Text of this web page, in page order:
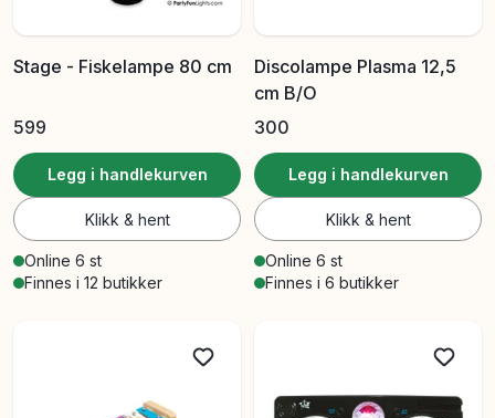
Stage - Fiskelampe 80 cm
599
Legg i handlekurven
Klikk & hent
Online 6 st
Finnes i 12 butikker
Discolampe Plasma 12,5
cm B/O
300
Legg i handlekurven
Klikk & hent
Online 6 st
Finnes i 6 butikker